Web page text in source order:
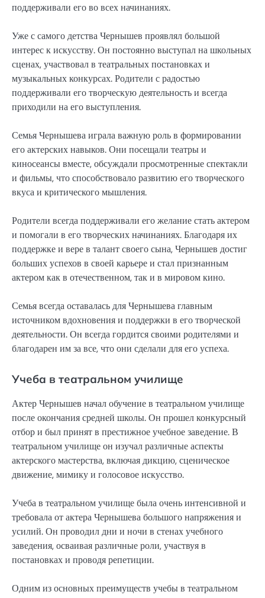
поддерживали его во всех начинаниях.
Уже с самого детства Чернышев проявлял большой
интерес к искусству. Он постоянно выступал на школьных
сценах, участвовал в театральных постановках и
музыкальных конкурсах. Родители с радостью
поддерживали его творческую деятельность и всегда
приходили на его выступления.
Семья Чернышева играла важную роль в формировании
его актерских навыков. Они посещали театры и
киносеансы вместе, обсуждали просмотренные спектакли
и фильмы, что способствовало развитию его творческого
вкуса и критического мышления.
Родители всегда поддерживали его желание стать актером
и помогали в его творческих начинаниях. Благодаря их
поддержке и вере в талант своего сына, Чернышев достиг
больших успехов в своей карьере и стал признанным
актером как в отечественном, так и в мировом кино.
Семья всегда оставалась для Чернышева главным
источником вдохновения и поддержки в его творческой
деятельности. Он всегда гордится своими родителями и
благодарен им за все, что они сделали для его успеха.
Учеба в театральном училище
Актер Чернышев начал обучение в театральном училище
после окончания средней школы. Он прошел конкурсный
отбор и был принят в престижное учебное заведение. В
театральном училище он изучал различные аспекты
актерского мастерства, включая дикцию, сценическое
движение, мимику и голосовое искусство.
Учеба в театральном училище была очень интенсивной и
требовала от актера Чернышева большого напряжения и
усилий. Он проводил дни и ночи в стенах учебного
заведения, осваивая различные роли, участвуя в
постановках и проводя репетиции.
Одним из основных преимуществ учебы в театральном